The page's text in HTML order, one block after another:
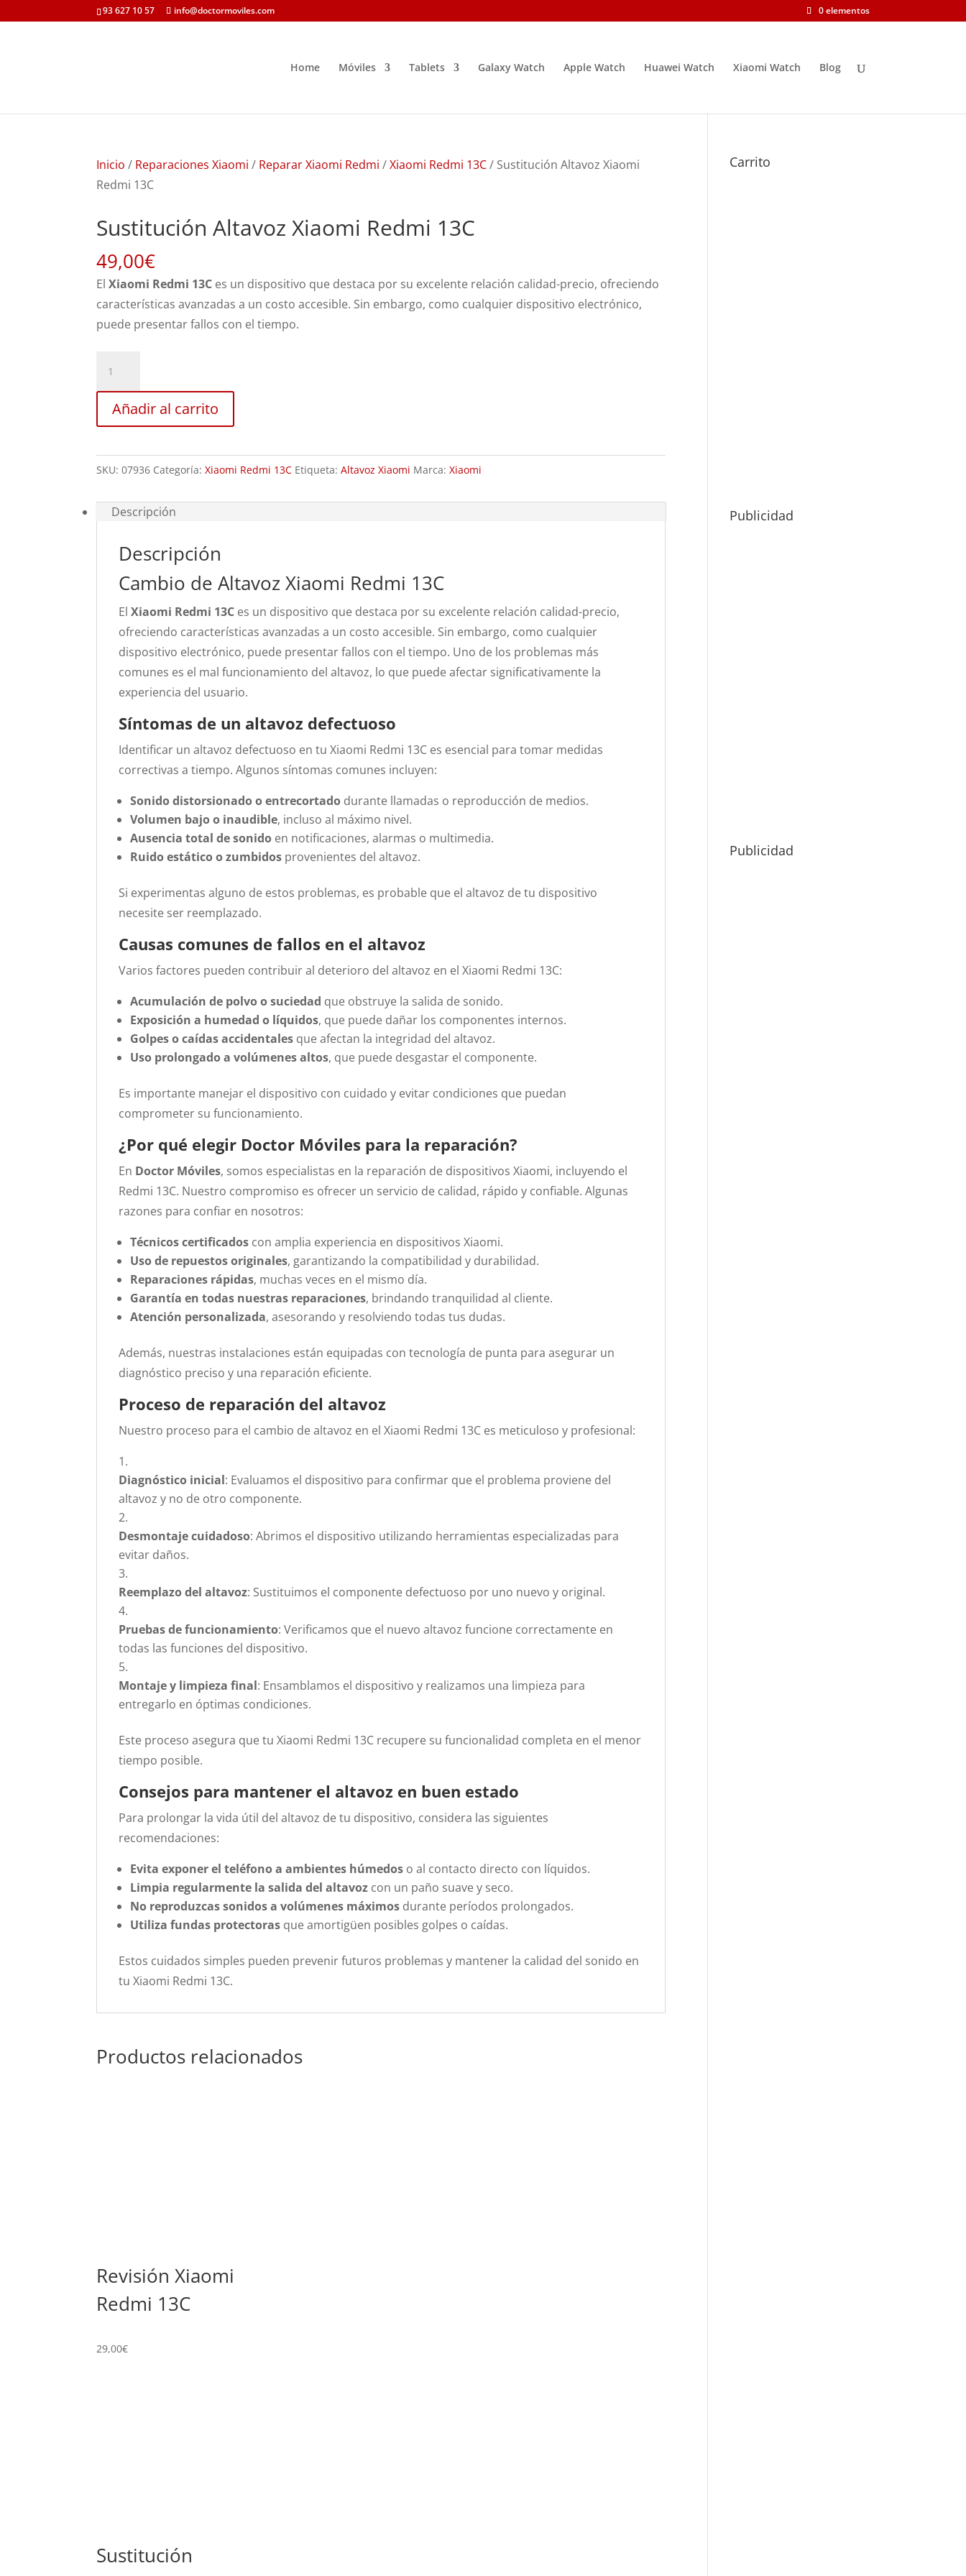
93 627 10 57 info@doctormoviles.com 0 elementos
Home Móviles Tablets Galaxy Watch Apple Watch Huawei Watch Xiaomi Watch Blog
Inicio / Reparaciones Xiaomi / Reparar Xiaomi Redmi /Xiaomi Redmi 13C/ Sustitución Altavoz Xiaomi
Redmi 13C
Sustitución Altavoz Xiaomi Redmi 13C
49,00€
ElXiaomi Redmi 13C es un dispositivo que destaca por su excelente relación calidad-precio, ofreciendo
características avanzadas a un costo accesible. Sin embargo, como cualquier dispositivo electrónico,
puede presentar fallos con el tiempo.
Xiaomi
Redmi
Añadir al carrito
SKU:07936 Categoría:Xiaomi Redmi 13C Etiqueta:Altavoz Xiaomi Marca:Xiaomi
Descripción
Descripción
Cambio de Altavoz Xiaomi Redmi 13C
ElXiaomi Redmi 13C es un dispositivo que destaca por su excelente relación calidad-precio,
ofreciendo características avanzadas a un costo accesible. Sin embargo, como cualquier
dispositivo electrónico, puede presentar fallos con el tiempo. Uno de los problemas más
comunes es el mal funcionamiento del altavoz, lo que puede afectar significativamente la
experiencia del usuario.
Síntomas de un altavoz defectuoso
Identificar un altavoz defectuoso en tu Xiaomi Redmi 13C es esencial para tomar medidas
correctivas a tiempo. Algunos síntomas comunes incluyen:
Sonido distorsionado o entrecortado durante llamadas o reproducción de medios.
Volumen bajo o inaudible, incluso al máximo nivel.
Ausencia total de sonido en notificaciones, alarmas o multimedia.
Ruido estático o zumbidos provenientes del altavoz.
Si experimentas alguno de estos problemas, es probable que el altavoz de tu dispositivo
necesite ser reemplazado.
Causas comunes de fallos en el altavoz
Varios factores pueden contribuir al deterioro del altavoz en el Xiaomi Redmi 13C:
Acumulación de polvo o suciedad que obstruye la salida de sonido.
Exposición a humedad o líquidos, que puede dañar los componentes internos.
Golpes o caídas accidentales que afectan la integridad del altavoz.
Uso prolongado a volúmenes altos, que puede desgastar el componente.
Es importante manejar el dispositivo con cuidado y evitar condiciones que puedan
comprometer su funcionamiento.
¿Por qué elegir Doctor Móviles para la reparación?
En Doctor Móviles, somos especialistas en la reparación de dispositivos Xiaomi, incluyendo el
Redmi 13C. Nuestro compromiso es ofrecer un servicio de calidad, rápido y confiable. Algunas
razones para confiar en nosotros:
Técnicos certificados con amplia experiencia en dispositivos Xiaomi.
Uso de repuestos originales, garantizando la compatibilidad y durabilidad.
Reparaciones rápidas, muchas veces en el mismo día.
Garantía en todas nuestras reparaciones, brindando tranquilidad al cliente.
Atención personalizada, asesorando y resolviendo todas tus dudas.
Además, nuestras instalaciones están equipadas con tecnología de punta para asegurar un
diagnóstico preciso y una reparación eficiente.
Proceso de reparación del altavoz
Nuestro proceso para el cambio de altavoz en el Xiaomi Redmi 13C es meticuloso y profesional:
Diagnóstico inicial: Evaluamos el dispositivo para confirmar que el problema proviene del
altavoz y no de otro componente.
Desmontaje cuidadoso:Abrimos el dispositivo utilizando herramientas especializadas para
evitar daños.
Reemplazo del altavoz: Sustituimos el componente defectuoso por uno nuevo y original.
Pruebas de funcionamiento:Verificamos que el nuevo altavoz funcione correctamente en
todas las funciones del dispositivo.
Montaje y limpieza final: Ensamblamos el dispositivo y realizamos una limpieza para
entregarlo en óptimas condiciones.
Este proceso asegura que tu Xiaomi Redmi 13C recupere su funcionalidad completa en el menor
tiempo posible.
Consejos para mantener el altavoz en buen estado
Para prolongar la vida útil del altavoz de tu dispositivo, considera las siguientes
recomendaciones:
Evita exponer el teléfono a ambientes húmedos o al contacto directo con líquidos.
Limpia regularmente la salida del altavoz con un paño suave y seco.
No reproduzcas sonidos a volúmenes máximos durante períodos prolongados.
Utiliza fundas protectoras que amortigüen posibles golpes o caídas.
Estos cuidados simples pueden prevenir futuros problemas y mantener la calidad del sonido en
tu Xiaomi Redmi 13C.
Productos relacionados
Revisión Xiaomi
Redmi 13C
29,00€
Sustitución
Carrito
Publicidad
Publicidad